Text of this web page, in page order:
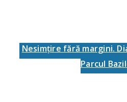
Nesimţire fără margini.
Parcul